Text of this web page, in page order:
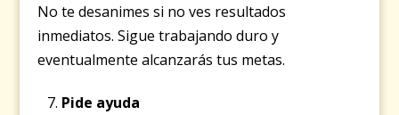
No te desanimes si no ves resultados
inmediatos. Sigue trabajando duro y
eventualmente alcanzarás tus metas.
Pide ayuda